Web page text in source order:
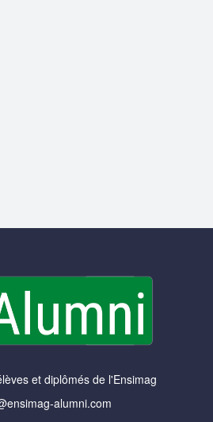
et diplômés de l'Ensimag
alumni.com